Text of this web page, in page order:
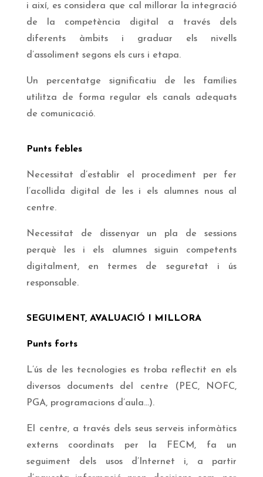
i així, es considera que cal millorar la integració
de la competència digital a través dels
diferents àmbits i graduar els nivells
d’assoliment segons els curs i etapa.
Un percentatge significatiu de les famílies
utilitza de forma regular els canals adequats
de comunicació.
Punts febles
Necessitat d’establir el procediment per fer
l’acollida digital de les i els alumnes nous al
centre.
Necessitat de dissenyar un pla de sessions
perquè les i els alumnes siguin competents
digitalment, en termes de seguretat i ús
responsable.
SEGUIMENT, AVALUACIÓ I MILLORA
Punts forts
L’ús de les tecnologies es troba reflectit en els
diversos documents del centre (PEC, NOFC,
PGA, programacions d’aula…).
El centre, a través dels seus serveis informàtics
externs coordinats per la FECM, fa un
seguiment dels usos d’Internet i, a partir